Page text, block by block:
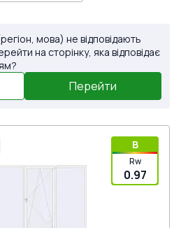
мова) не відповідають
на сторінку, яка відповідає
Перейти
B
Rw
0.97